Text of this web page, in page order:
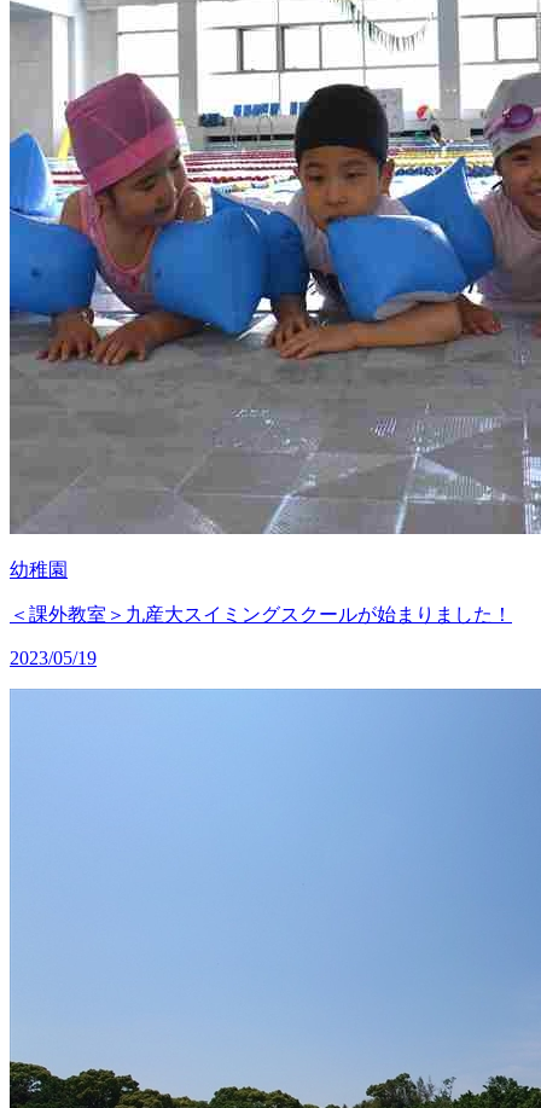
幼稚園
＜課外教室＞九産大スイミングスクールが始まりました！
2023/05/19